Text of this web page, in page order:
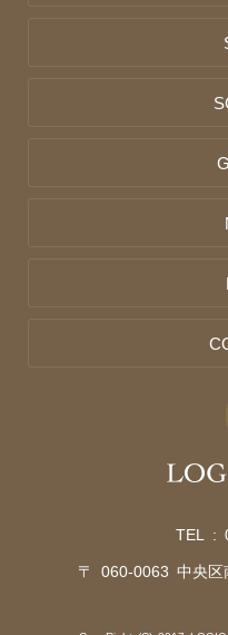
TEL :
〒 060-0063 中央区